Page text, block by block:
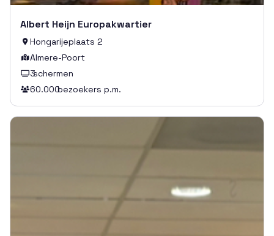
Albert Heijn Europakwartier
 Hongarijeplaats 2
Almere-Poort
3schermen
60.000bezoekers p.m.